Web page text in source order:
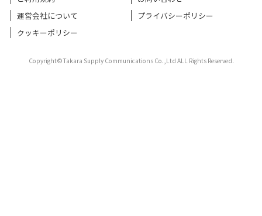
運営会社について
プライバシーポリシー
クッキーポリシー
Copyright©Takara Supply Communications Co.,Ltd ALL Rights Reserved.